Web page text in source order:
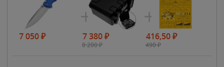
7 050₽ 7 380₽
8 200₽
416,50₽
490₽